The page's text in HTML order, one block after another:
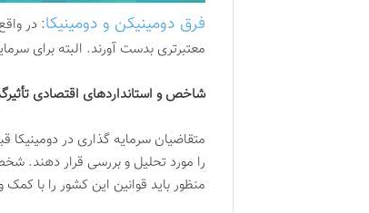
فرق دومینیکن و دومینیکا: در
معتبرتری بدست آورند. البته برای
شاخص و استانداردهای اقتصادی
متقاضیان سرمایه گذاری در دومینیکا
را مورد تحلیل و بررسی قرار دهند.
منظور باید قوانین این کشور را با